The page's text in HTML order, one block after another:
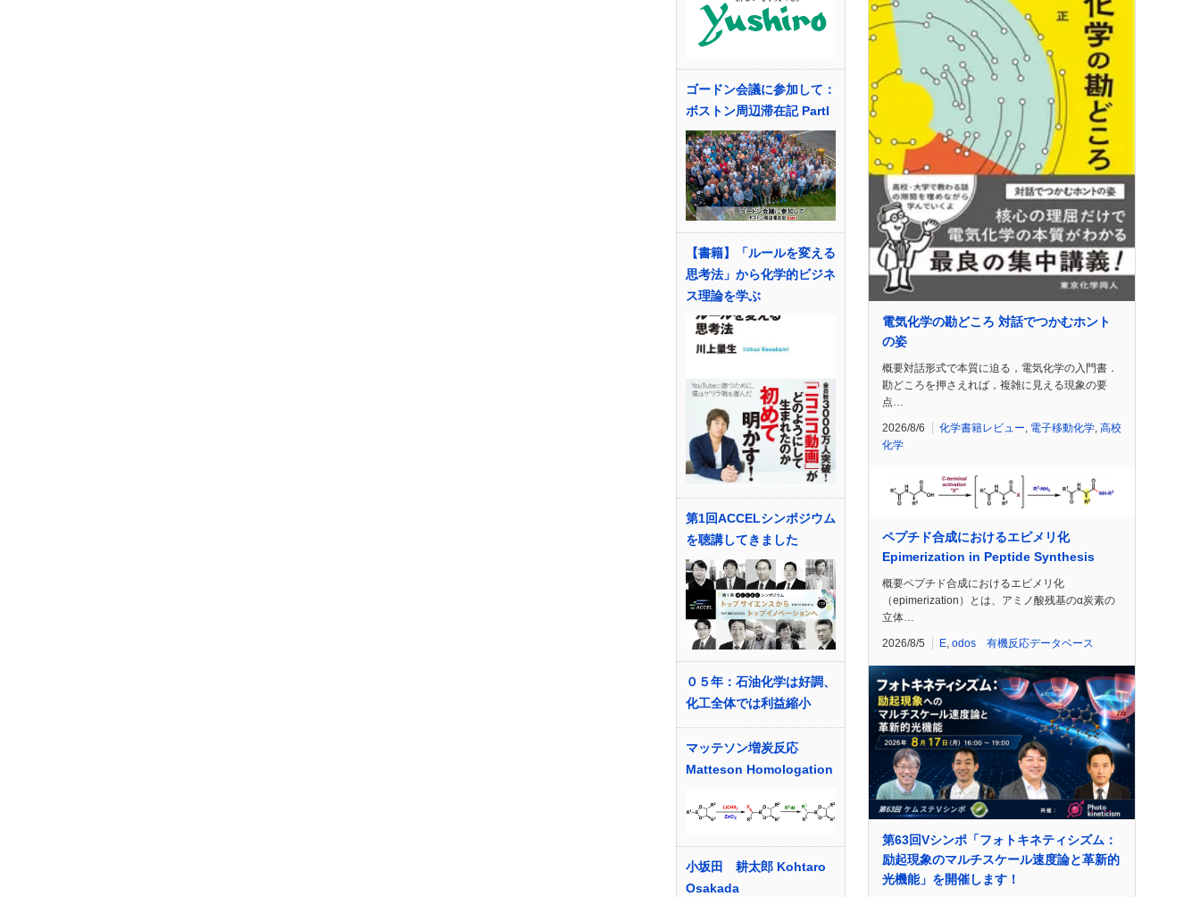
ゴードン会議に参加して：
ボストン周辺滞在記 PartI
【書籍】「ルールを変える
思考法」から化学的ビジネ
ス理論を学ぶ
第1回ACCELシンポジウム
を聴講してきました
０５年：石油化学は好調、
化工全体では利益縮小
マッテソン増炭反応
Matteson Homologation
小坂田 耕太郎 Kohtaro
Osakada
電気化学の勘どころ 対話でつかむホント
の姿
概要対話形式で本質に迫る，電気化学の入門書．
勘どころを押さえれば，複雑に見える現象の要
点…
2026/8/6 化学書籍レビュー, 電子移動化学, 高校
化学
ペプチド合成におけるエピメリ化
Epimerization in Peptide Synthesis
概要ペプチド合成におけるエピメリ化
（epimerization）とは、アミノ酸残基のα炭素の
立体…
2026/8/5 E, odos 有機反応データベース
第63回Vシンポ「フォトキネティシズム：
励起現象のマルチスケール速度論と革新的
光機能」を開催します！